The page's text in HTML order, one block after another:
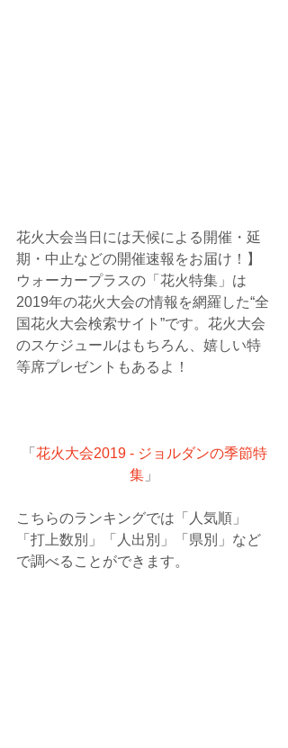
花火大会当日には天候による開催・延
期・中止などの開催速報をお届け！】
ウォーカープラスの「花火特集」は
2019年の花火大会の情報を網羅した“全
国花火大会検索サイト”です。花火大会
のスケジュールはもちろん、嬉しい特
等席プレゼントもあるよ！
「 花火大会2019 - ジョルダンの季節特
集 」
こちらのランキングでは「人気順」
「打上数別」「人出別」「県別」など
で調べることができます。